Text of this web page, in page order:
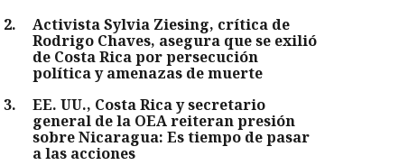
2.
Activista Sylvia Ziesing, crítica de
Rodrigo Chaves, asegura que se exilió
de Costa Rica por persecución
política y amenazas de muerte
3.
EE. UU., Costa Rica y secretario
general de la OEA reiteran presión
sobre Nicaragua: Es tiempo de pasar
a las acciones